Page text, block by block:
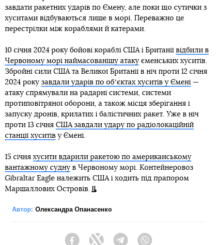
завдати ракетних ударів по Ємену, але поки що сутички з
хуситами відбуваються лише в морі. Переважно це
перестрілки між кораблями й катерами.
10 січня 2024 року бойові кораблі США і Британії відбили в
Червоному морі наймасованішу атаку єменських хуситів.
Збройні сили США та Великої Британії в ніч проти 12 січня
2024 року завдали ударів по обʼєктах хуситів у Ємені —
атаку спрямували на радарні системи, системи
протиповітряної оборони, а також місця зберігання і
запуску дронів, крилатих і балістичних ракет. Уже в ніч
проти 13 січня США завдали удару по радіолокаційній
станції хуситів у Ємені.
15 січня хусити вдарили ракетою по американському
вантажному судну в Червоному морі. Контейнеровоз
Gibraltar Eagle належить США і ходить під прапором
Маршаллових Островів.
Автор: Олександра Опанасенко